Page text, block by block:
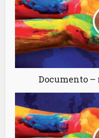
Documento –